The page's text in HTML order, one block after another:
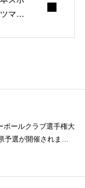
マス
ボールクラブ選手権大
選が開催されまし